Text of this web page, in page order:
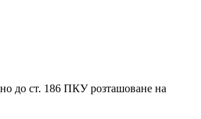
до ст. 186 ПКУ розташоване на